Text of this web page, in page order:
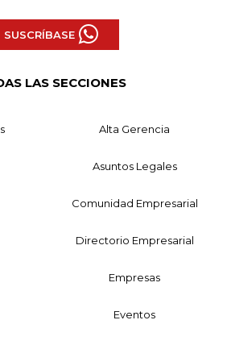
SUSCRÍBASE
LAS SECCIONES
Alta Gerencia
Asuntos Legales
Comunidad Empresarial
Directorio Empresarial
Empresas
Eventos